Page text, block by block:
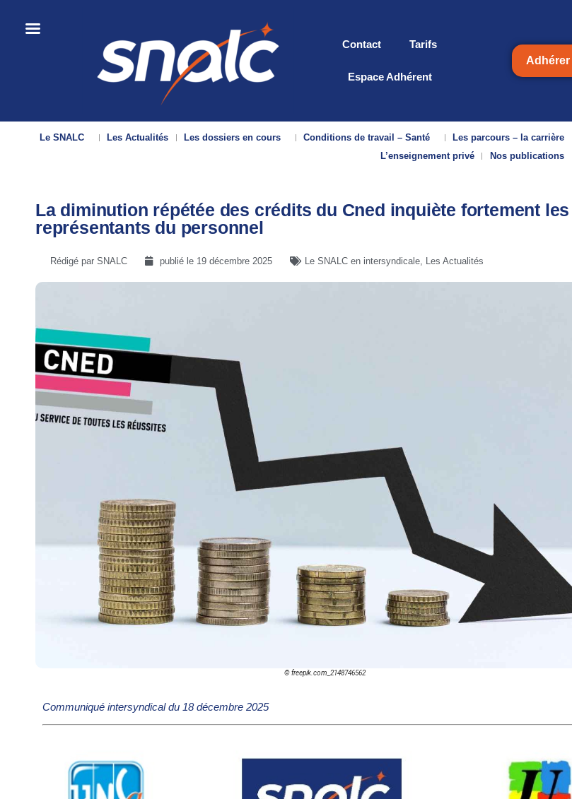
Contact Tarifs
Espace Adhérent
Adhérer
Le SNALC Les Actualités Les dossiers en cours Conditions de travail – Santé Les parcours – la carrière
L’enseignement privé
Nos publications
La diminution répétée des crédits du Cned inquiète fortement les
représentants du personnel
Rédigé par SNALC publié le 19 décembre 2025 Le SNALC en intersyndicale, Les Actualités
© freepik.com_2148746562
Communiqué intersyndical du 18 décembre 2025